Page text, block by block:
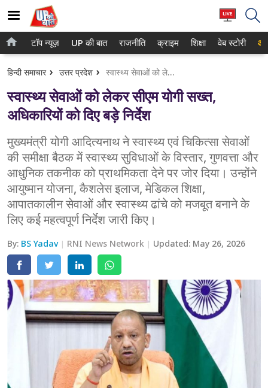
होम
टॉप न्यूज़
UP की बात
क्राइम
शिक्षा
वेब स्टोरी
टॉप न्यूज़ UP की बात राजनीति क्राइम शिक्षा वेब स्टोरी
हिन्दी समाचार उत्तर प्रदेश स्वास्थ्य सेवाओं को लेकर सीएम योगी सख्त, अधिकारियों को दिए बड़े निर्देश
स्वास्थ्य सेवाओं को लेकर सीएम योगी सख्त,
अधिकारियों को दिए बड़े निर्देश
मुख्यमंत्री योगी आदित्यनाथ ने स्वास्थ्य एवं चिकित्सा सेवाओं
की समीक्षा बैठक में स्वास्थ्य सुविधाओं के विस्तार, गुणवत्ता और
आधुनिक तकनीक को प्राथमिकता देने पर जोर दिया। उन्होंने
आयुष्मान योजना, कैशलेस इलाज, मेडिकल शिक्षा,
आपातकालीन सेवाओं और स्वास्थ्य ढांचे को मजबूत बनाने के
लिए कई महत्वपूर्ण निर्देश जारी किए।
By: BS Yadav RNI News Network Updated: May 26, 2026
गाजियाबाद
लखनऊ
वाराणसी
आगरा
अयोध्या
मथुरा
मेरठ
मुरादाबाद
गोरखपुर